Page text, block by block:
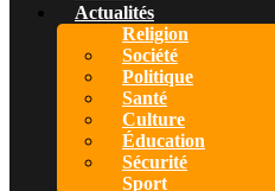
Actualités
Religion
Société
Politique
Santé
Culture
Éducation
Sécurité
Sport